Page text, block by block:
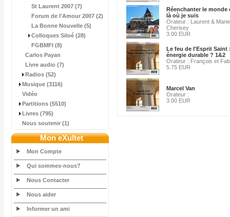
St Laurent 2007 (7)
Forum de l'Amour 2007 (2)
La Bonne Nouvelle (5)
Colloques Siloé (28)
FGBMFI (8)
Carlos Payan
Livre audio (7)
Radios (52)
Musique (3116)
Vidéo
Partitions (5510)
Livres (795)
Nous soutenir (1)
Mon eXultet
Mon Compte
Qui sommes-nous?
Nous Contacter
Nous aider
Informer un ami
Réenchanter le monde
là où je suis
Orateur : Laurent &
Cherisey
3.00 EUR
Le feu de l'Esprit Saint
énergie durable ? 1&2
Orateur : François et
5.75 EUR
Marcel Van
Orateur :
3.00 EUR